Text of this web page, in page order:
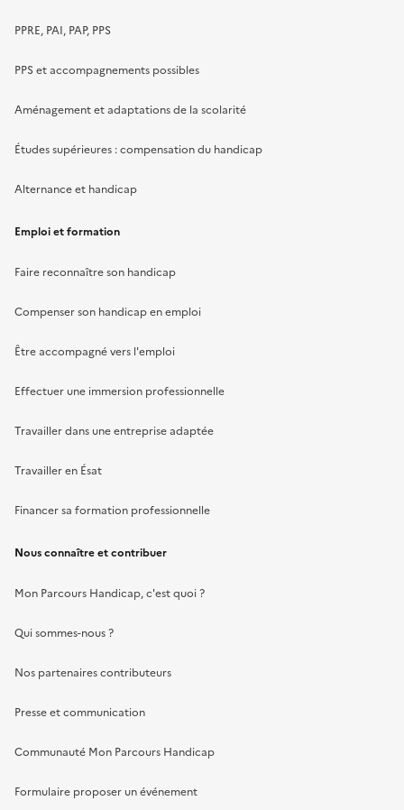
PPRE, PAI, PAP, PPS
PPS et accompagnements possibles
Aménagement et adaptations de la scolarité
Études supérieures : compensation du handicap
Alternance et handicap
Emploi et formation
Faire reconnaître son handicap
Compenser son handicap en emploi
Être accompagné vers l'emploi
Effectuer une immersion professionnelle
Travailler dans une entreprise adaptée
Travailler en Ésat
Financer sa formation professionnelle
Nous connaître et contribuer
Mon Parcours Handicap, c'est quoi ?
Qui sommes-nous ?
Nos partenaires contributeurs
Presse et communication
Communauté Mon Parcours Handicap
Formulaire proposer un événement